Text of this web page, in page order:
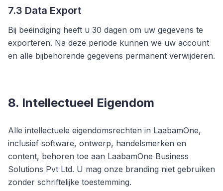
7.3 Data Export
Bij beëindiging heeft u 30 dagen om uw gegevens te
exporteren. Na deze periode kunnen we uw account
en alle bijbehorende gegevens permanent verwijderen.
8. Intellectueel Eigendom
Alle intellectuele eigendomsrechten in LaabamOne,
inclusief software, ontwerp, handelsmerken en
content, behoren toe aan LaabamOne Business
Solutions Pvt Ltd. U mag onze branding niet gebruiken
zonder schriftelijke toestemming.